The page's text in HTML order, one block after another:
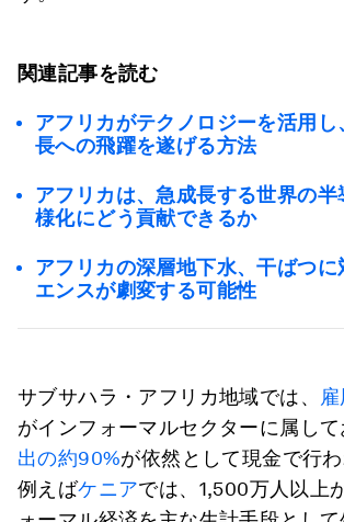
関連記事を読む
アフリカがテクノロジーを活用し
長への飛躍を遂げる方法
アフリカは、急成長する世界の半
様化にどう貢献できるか
アフリカの深層地下水、干ばつに
エンスが劇変する可能性
サブサハラ・アフリカ地域では、
がインフォーマルセクターに属して
出の約90%が依然として現金で行わ
例えばケニアでは、1,500万人以上